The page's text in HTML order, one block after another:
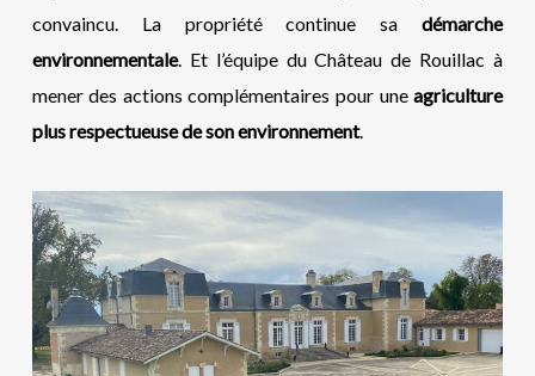
convaincu. La propriété continue sadémarche
environnementale. Et l’équipe du Château de Rouillac à
mener des actions complémentaires pour uneagriculture
plus respectueuse de son environnement.